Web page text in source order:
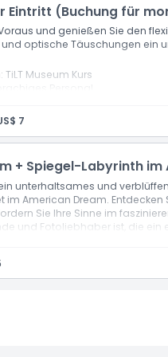
sollten
gelangt
Eintritt (Buchung für
und genießen Sie den
optische Täuschungen ein
TiLT Museum Kurs
Personal
7
+ Spiegel-Labyrinth
unterhaltsames und
im American Dream.
Sie Ihre Sinne im
und Fotoliebhaber ist, die